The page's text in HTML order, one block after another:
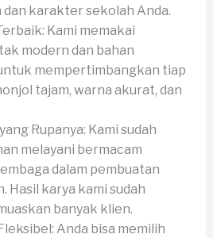
dan karakter sekolah Anda.
Kami memakai
modern dan bahan
mempertimbangkan tiap
tajam, warna akurat, dan
Rupanya: Kami sudah
melayani bermacam
dalam pembuatan
Hasil karya kami sudah
banyak klien.
Anda bisa memilih